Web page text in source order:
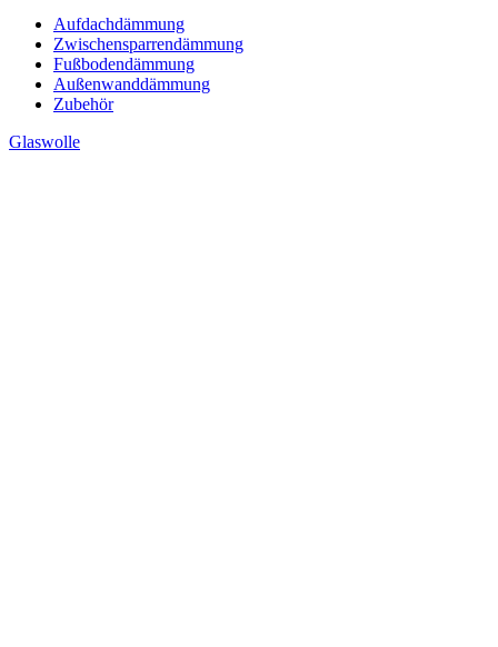
Aufdachdämmung
Zwischensparrendämmung
Fußbodendämmung
Außenwanddämmung
Zubehör
Glaswolle